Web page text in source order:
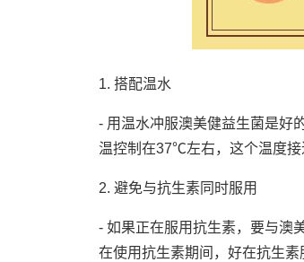
1. 搭配温水
- 用温水冲服澳美健益生菌是好
温控制在37℃左右，这个温度接
2. 避免与抗生素同时服用
- 如果正在服用抗生素，要与澳
在使用抗生素期间，好在抗生